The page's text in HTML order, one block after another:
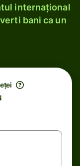
internațional
bani ca un